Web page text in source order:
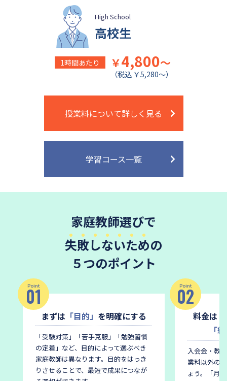
High School
高校生
1時間あたり ￥4,800～
（税込 ￥5,280～）
授業料について詳しく見る
学習コース一覧
家庭教師選びで
失敗しないための
５つのポイント
Point
01
まずは 「目的」 を明確にする
「受験対策」「苦手克服」「勉強習慣
の定着」など、目的によって選ぶべき
家庭教師は異なります。 目的をはっき
りさせることで、最短で成果につなが
Point
02
料金は
「
入会金・教
業料以外の
ょう。
「月